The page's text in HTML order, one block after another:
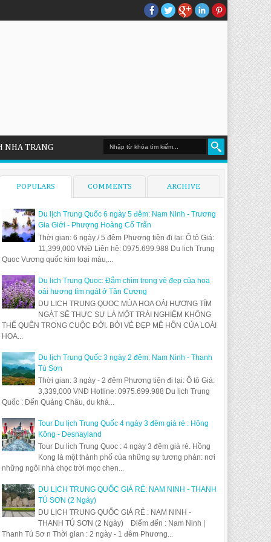
NHA TRANG
POPULARS COMMENTS ARCHIVE
Du lịch Trung Quốc 6 ngày 5 đêm: Nam Ninh - Trương
Gia Giới - Phượng Hoàng Cổ Trấn
Thời gian: 6 ngày / 5 đêm Phương tiện đi lại: Ô tô Giá:
11,399,000 VNĐ Liên hệ: 0975.699.988 Du lich Trung
Quoc Vương quốc kim loại màu,...
Du lich Trung Quoc: Đắm chìm trong vẻ đẹp của hoa
oải hương tím ngát ở Tân Cương
DU LICH TRUNG QUOC MÙA HOA OẢI HƯƠNG TÍM
NGÁT SẼ THỰC SỰ LÀ MỘT TRẢI NGHIỆM KHÔNG
THỂ QUÊN TRONG CUỘC ĐỜI. BỞI VẺ ĐẸP MÊ HỒN CỦA LOÀI
HOA...
Du lịch Trung Quốc 3 ngày 2 đêm: Nam Ninh - Thanh
Tú Sơn
Thời gian: 3 ngày - 2 đêm Phương tiện đi lại: Ô tô Giá:
3,339,000 VNĐ Hotline: 0975.699.988 Du lịch Trung
Quốc : Đến Quảng Châu, du khá...
Tour Du lịch Trung Quốc 4 ngày 3 đêm giá rẻ : Hông
Kông - Desnayland
Tour Du lich Trung Quoc : 4 ngày 3 đêm giá rẻ. Hồng
Kong là một thành phố của những sự tương phản: nơi
những ngôi nhà chọc trời mọc chen...
DU LỊCH TRUNG QUỐC GIÁ RẺ: NAM NINH - THANH
TÚ SƠN (2 Ngày)
DU LỊCH TRUNG QUỐC GIÁ RẺ : NAM NINH -
THANH TÚ SƠN (2 Ngày) Điểm đến : Nam Ninh |
Thanh Tú Sơ n Thời gian : 2 ngày - 1 đêm Phương...